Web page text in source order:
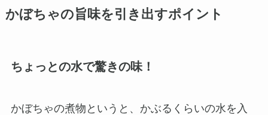
かぼちゃの旨味を引き出すポイント
ちょっとの水で驚きの味！
かぼちゃの煮物というと、かぶるくらいの水を入